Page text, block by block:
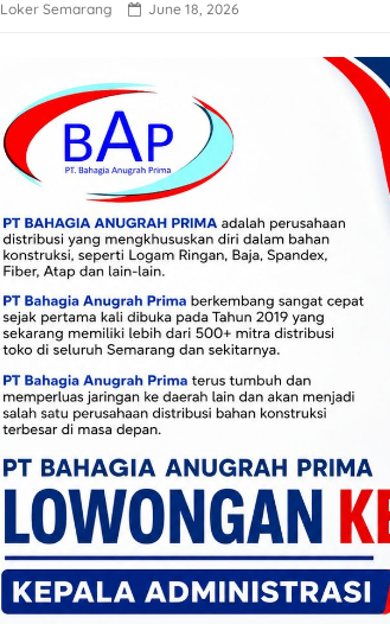
Loker Solo Raya Crew Dapur,
Loker Klaten, Sukoharjo,
Loker Sukoharjo untuk 2 Posisi
Lowongan Kerja Anak Panah
Loker QC, PPIC, Operator
Loker Crew Store di TIANLALA
Lowongan Kerja Part Time
Loker Human Resource &
Loker Semarang Driver di PT
Loker Sleman di PT Bigga
Loker Sleman Gaji hingga 6
OSS BSB Semarang Hiring
Loker Semarang June 18, 2026